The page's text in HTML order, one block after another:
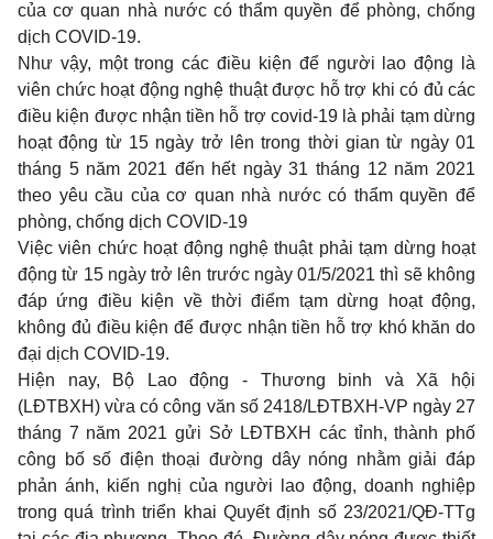
của cơ quan nhà nước có thẩm quyền để phòng, chống
dịch COVID-19.
Như vậy, một trong các điều kiện để người lao động là
viên chức hoạt động nghệ thuật được hỗ trợ khi có đủ các
điều kiện được nhận tiền hỗ trợ covid-19 là phải tạm dừng
hoạt động từ 15 ngày trở lên trong thời gian từ ngày 01
tháng 5 năm 2021 đến hết ngày 31 tháng 12 năm 2021
theo yêu cầu của cơ quan nhà nước có thẩm quyền để
phòng, chống dịch COVID-19
Việc viên chức hoạt động nghệ thuật phải tạm dừng hoạt
động từ 15 ngày trở lên trước ngày 01/5/2021 thì sẽ không
đáp ứng điều kiện về thời điểm tạm dừng hoạt động,
không đủ điều kiện để được nhận tiền hỗ trợ khó khăn do
đại dịch COVID-19.
Hiện nay, Bộ Lao động - Thương binh và Xã hội
(LĐTBXH) vừa có công văn số 2418/LĐTBXH-VP ngày 27
tháng 7 năm 2021 gửi Sở LĐTBXH các tỉnh, thành phố
công bố số điện thoại đường dây nóng nhằm giải đáp
phản ánh, kiến nghị của người lao động, doanh nghiệp
trong quá trình triển khai Quyết định số 23/2021/QĐ-TTg